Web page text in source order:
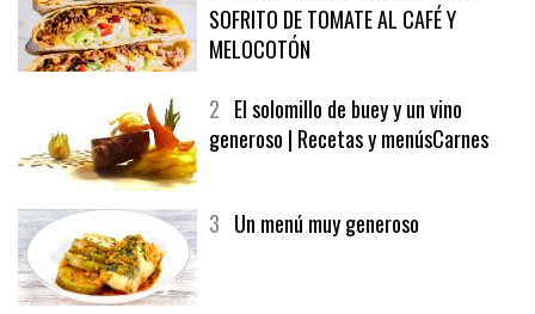
1CRUNCH WRAP SUPREME CON
SOFRITO DE TOMATE AL CAFÉ Y
MELOCOTÓN
2El solomillo de buey y un vino